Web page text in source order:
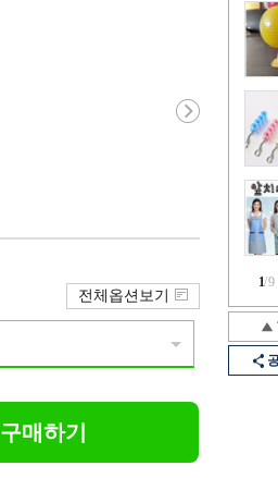
1/9
전체옵션보기
구매하기